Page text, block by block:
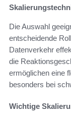
Die Auswahl
entscheidende
Datenverkehr
die
ermöglichen eine
besonders bei
Wichtige